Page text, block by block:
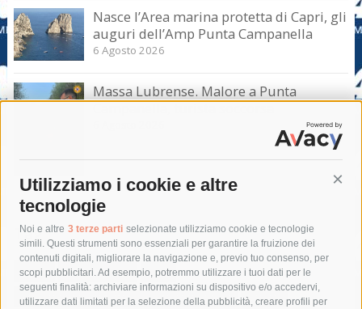
Utilizziamo i cookie e altre
tecnologie
Noi e altre 3 terze parti selezionate utilizziamo cookie e tecnologie
simili. Questi strumenti sono essenziali per garantire la fruizione dei
contenuti digitali, migliorare la navigazione e, previo tuo consenso, per
scopi pubblicitari. Ad esempio, potremmo utilizzare i tuoi dati per le
seguenti finalità: archiviare informazioni su dispositivo e/o accedervi,
utilizzare dati limitati per la selezione della pubblicità, creare profili per
Nasce l’Area marina protetta di Capri, gli
auguri dell’Amp Punta Campanella
6 Agosto 2026
Massa Lubrense. Malore a Punta
Campanella, turista soccorsa
Tag
acqua allerta meteo
anas
area marina protetta di punta campanella
arresto